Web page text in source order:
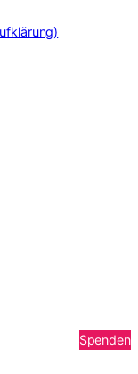
Spenden